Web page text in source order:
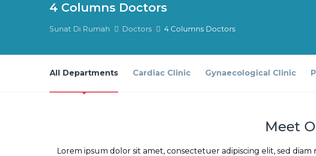
4 Columns Doctors
Sunat Di Rumah Doctors 4 Columns Doctors
All Departments Cardiac Clinic Gynaecological Clinic
Meet
Lorem ipsum dolor sit amet, consectetuer adipiscing elit, sed